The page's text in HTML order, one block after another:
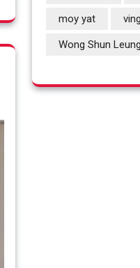
moy yat
Wong Shun Leung